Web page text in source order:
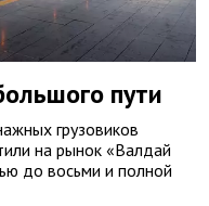
пути
грузовиков
на рынок «Валдай
до восьми и полной